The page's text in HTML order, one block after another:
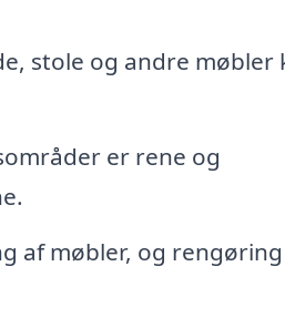
stole og andre møbler
er rene og
af møbler, og